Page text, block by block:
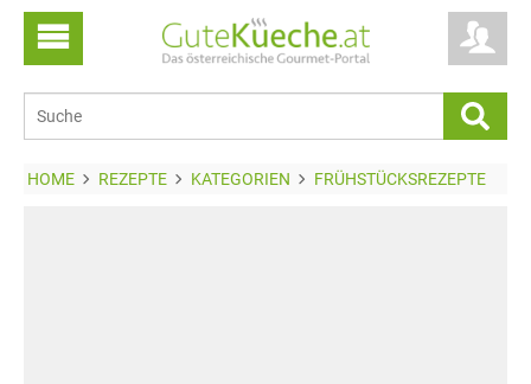
HOME REZEPTE KATEGORIEN FRÜHSTÜCKSREZEPTE